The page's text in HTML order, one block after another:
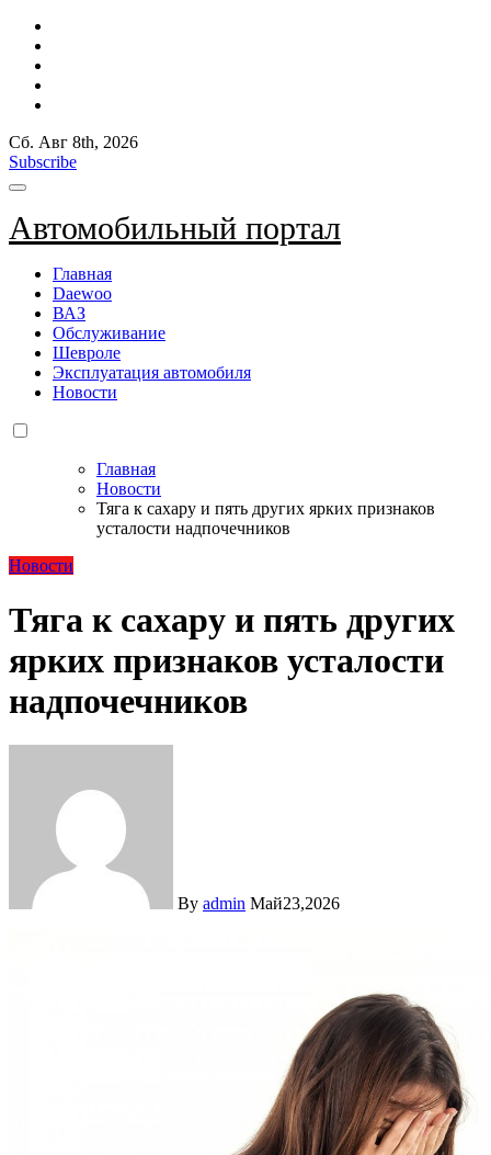
Сб. Авг 8th, 2026
Subscribe
Автомобильный портал
Главная
Daewoo
ВАЗ
Обслуживание
Шевроле
Эксплуатация автомобиля
Новости
Главная
Новости
Тяга к сахару и пять других ярких признаков
усталости надпочечников
Новости
Тяга к сахару и пять других
ярких признаков усталости
надпочечников
By admin Май23,2026